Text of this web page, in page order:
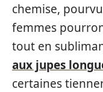
chemise,
femmes
tout en
aux jupes
certaines